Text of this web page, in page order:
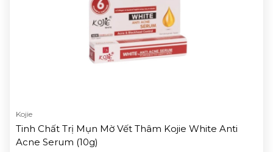
Kojie
Tinh Chất Trị Mụn Mờ Vết Thâm Kojie White Anti
Acne Serum (10g)